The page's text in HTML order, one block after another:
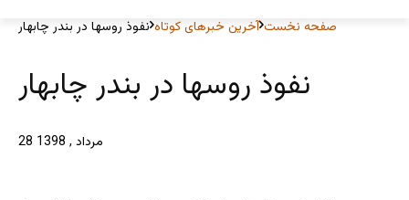
صفحه نخست آخرین خبرهای کوتاه نفوذ روسها در بندر چابهار
نفوذ روسها در بندر چابهار
28 مرداد , 1398